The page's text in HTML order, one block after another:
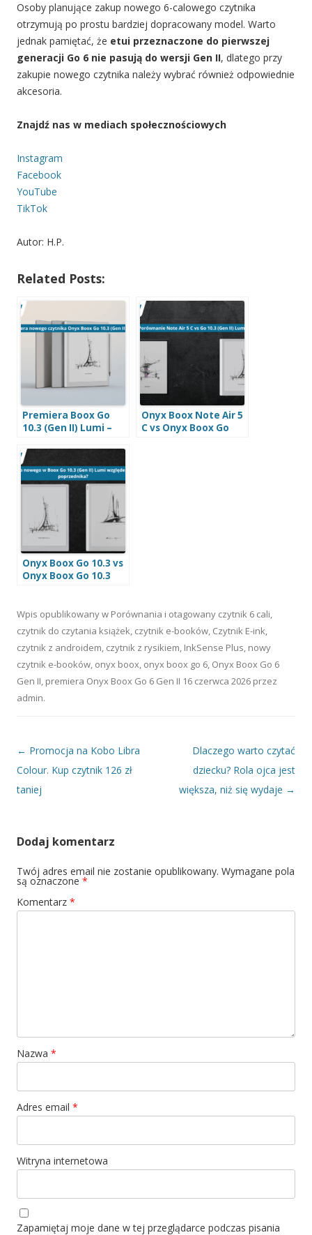
Osoby planujące zakup nowego 6-calowego czytnika
otrzymują po prostu bardziej dopracowany model. Warto
jednak pamiętać, że etui przeznaczone do pierwszej
generacji Go 6 nie pasują do wersji Gen II, dlatego przy
zakupie nowego czytnika należy wybrać również odpowiednie
akcesoria.
Znajdź nas w mediach społecznościowych
Instagram
Facebook
YouTube
TikTok
Autor: H.P.
Related Posts:
Premiera Boox Go
10.3 (Gen II) Lumi –
popularnego e-
notatnika BOOX
Onyx Boox Note Air 5
C vs Onyx Boox Go
Onyx Boox Go 10.3 vs
Onyx Boox Go 10.3
Wpis opublikowany w Porównania i otagowany czytnik 6 cali,
czytnik do czytania książek, czytnik e-booków, Czytnik E-ink,
czytnik z androidem, czytnik z rysikiem, InkSense Plus, nowy
czytnik e-booków, onyx boox, onyx boox go 6, Onyx Boox Go 6
Gen II, premiera Onyx Boox Go 6 Gen II 16 czerwca 2026 przez
admin.
Nawigacja wpisu
← Promocja na Kobo Libra
Colour. Kup czytnik 126 zł
taniej
Dlaczego warto czytać
dziecku? Rola ojca jest
większa, niż się wydaje →
Dodaj komentarz
Twój adres email nie zostanie opublikowany. Wymagane pola
są oznaczone *
Komentarz *
Nazwa *
Adres email *
Witryna internetowa
Zapamiętaj moje dane w tej przeglądarce podczas pisania